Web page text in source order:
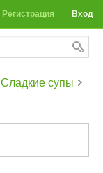
Вход
Регистрация
Сладкие супы